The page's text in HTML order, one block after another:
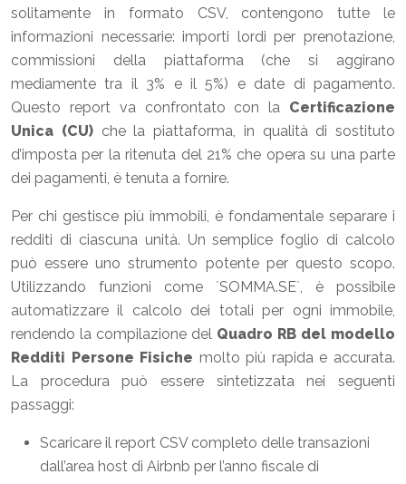
solitamente in formato CSV, contengono tutte le
informazioni necessarie: importi lordi per prenotazione,
commissioni della piattaforma (che si aggirano
mediamente tra il 3% e il 5%) e date di pagamento.
Questo report va confrontato con la Certificazione
Unica (CU)che la piattaforma, in qualità di sostituto
d’imposta per la ritenuta del 21% che opera su una parte
dei pagamenti, è tenuta a fornire.
Per chi gestisce più immobili, è fondamentale separare i
redditi di ciascuna unità. Un semplice foglio di calcolo
può essere uno strumento potente per questo scopo.
Utilizzando funzioni come `SOMMA.SE`, è possibile
automatizzare il calcolo dei totali per ogni immobile,
rendendo la compilazione del Quadro RB del modello
Redditi Persone Fisiche molto più rapida e accurata.
La procedura può essere sintetizzata nei seguenti
passaggi:
Scaricare il report CSV completo delle transazioni
dall’area host di Airbnb per l’anno fiscale di